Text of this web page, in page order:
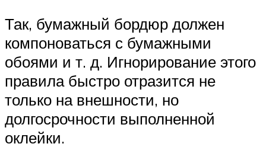
Так, бумажный бордюр должен
компоноваться с бумажными
обоями и т. д. Игнорирование этого
правила быстро отразится не
только на внешности, но
долгосрочности выполненной
оклейки.